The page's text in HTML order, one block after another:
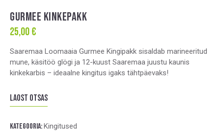
GURMEE KINKEPAKK
25,00€
Saaremaa Loomaaia Gurmee Kingipakk sisaldab marineeritud
mune, käsitöö glögi ja 12-kuust Saaremaa juustu kaunis
kinkekarbis – ideaalne kingitus igaks tähtpäevaks!
Laost otsas
Kategooria:Kingitused